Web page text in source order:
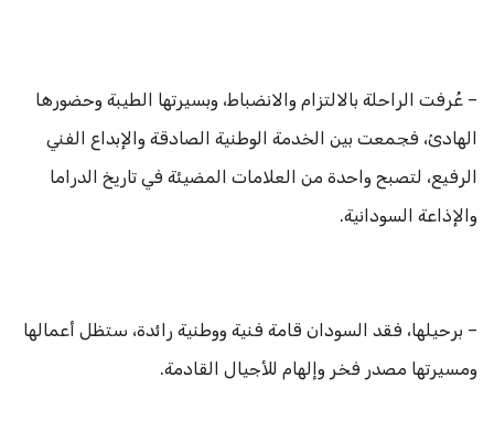
– عُرفت الراحلة بالالتزام والانضباط، وبسيرتها الطيبة وحضورها
الهادئ، فجمعت بين الخدمة الوطنية الصادقة والإبداع الفني
الرفيع، لتصبح واحدة من العلامات المضيئة في تاريخ الدراما
والإذاعة السودانية.
– برحيلها، فقد السودان قامة فنية ووطنية رائدة، ستظل أعمالها
ومسيرتها مصدر فخر وإلهام للأجيال القادمة.